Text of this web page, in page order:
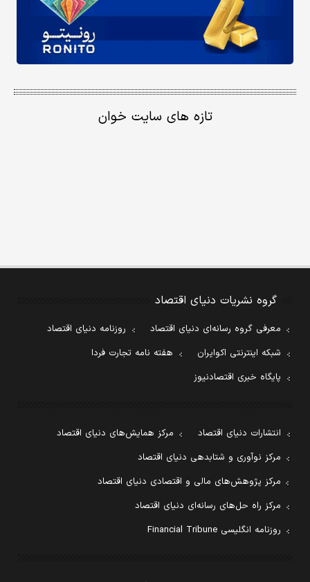
تازه های سایت خوان
گروه نشریات دنیای اقتصاد
معرفی گروه رسانه‌ای دنیای اقتصاد
روزنامه دنیای اقتصاد
شبکه اینترنتی اکوایران
هفته نامه تجارت فردا
پایگاه خبری اقتصادنیوز
انتشارات دنیای اقتصاد
مرکز همایش‌های دنیای اقتصاد
مرکز نوآوری و شتابدهی دنیای اقتصاد
مرکز پژوهش‌های مالی و اقتصادی دنیای اقتصاد
مرکز راه حل‌های رسانه‌ای دنیای اقتصاد
روزنامه انگلیسی Financial Tribune